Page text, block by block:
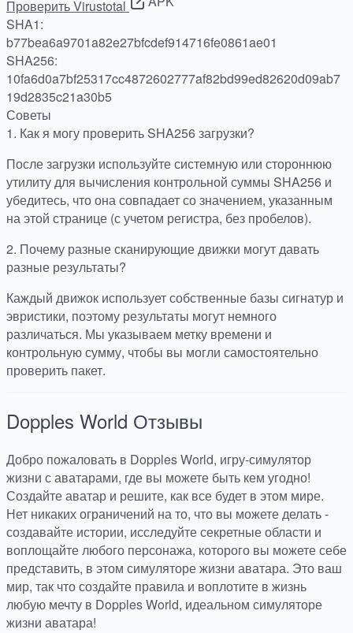
Проверить Virustotal
SHA1:
b77bea6a9701a82e27bfcdef914716fe0861ae01
SHA256:
10fa6d0a7bf25317cc4872602777af82bd99ed82620d09ab7
19d2835c21a30b5
Советы
1. Как я могу проверить SHA256 загрузки?
После загрузки используйте системную или стороннюю
утилиту для вычисления контрольной суммы SHA256 и
убедитесь, что она совпадает со значением, указанным
на этой странице (с учетом регистра, без пробелов).
2. Почему разные сканирующие движки могут давать
разные результаты?
Каждый движок использует собственные базы сигнатур и
эвристики, поэтому результаты могут немного
различаться. Мы указываем метку времени и
контрольную сумму, чтобы вы могли самостоятельно
проверить пакет.
Dopples World Отзывы
Добро пожаловать в Dopples World, игру-симулятор
жизни с аватарами, где вы можете быть кем угодно!
Создайте аватар и решите, как все будет в этом мире.
Нет никаких ограничений на то, что вы можете делать -
создавайте истории, исследуйте секретные области и
воплощайте любого персонажа, которого вы можете себе
представить, в этом симуляторе жизни аватара. Это ваш
мир, так что создайте правила и воплотите в жизнь
любую мечту в Dopples World, идеальном симуляторе
жизни аватара!